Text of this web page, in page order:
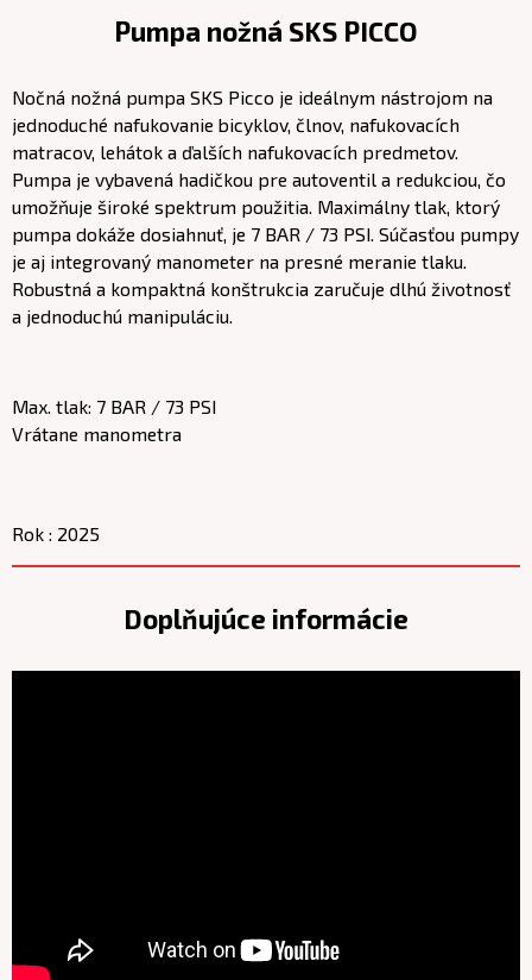
Pumpa nožná SKS PICCO
Nočná nožná pumpa SKS Picco je ideálnym nástrojom na
jednoduché nafukovanie bicyklov, člnov, nafukovacích
matracov, lehátok a ďalších nafukovacích predmetov.
Pumpa je vybavená hadičkou pre autoventil a redukciou, čo
umožňuje široké spektrum použitia. Maximálny tlak, ktorý
pumpa dokáže dosiahnuť, je 7 BAR / 73 PSI. Súčasťou pumpy
je aj integrovaný manometer na presné meranie tlaku.
Robustná a kompaktná konštrukcia zaručuje dlhú životnosť
a jednoduchú manipuláciu.
Max. tlak: 7 BAR / 73 PSI
Vrátane manometra
Rok : 2025
Doplňujúce informácie